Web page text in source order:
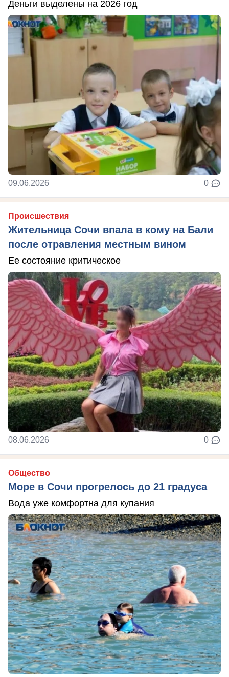
Деньги выделены на 2026 год
09.06.2026 0
Происшествия
Жительница Сочи впала в кому на Бали
после отравления местным вином
Ее состояние критическое
08.06.2026 0
Общество
Море в Сочи прогрелось до 21 градуса
Вода уже комфортна для купания